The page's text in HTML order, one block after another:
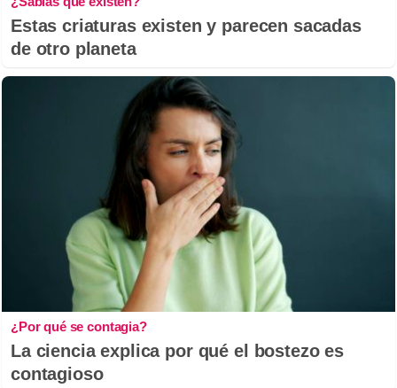
Estas criaturas existen y parecen sacadas
de otro planeta
¿Por qué se contagia?
La ciencia explica por qué el bostezo es
contagioso